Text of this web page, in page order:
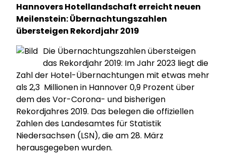
Hannovers Hotellandschaft erreicht neuen
Meilenstein: Übernachtungszahlen
übersteigen Rekordjahr 2019
Die Übernachtungszahlen übersteigen
das Rekordjahr 2019: Im Jahr 2023 liegt die
Zahl der Hotel-Übernachtungen mit etwas mehr
als 2,3 Millionen in Hannover 0,9 Prozent über
dem des Vor-Corona- und bisherigen
Rekordjahres 2019. Das belegen die offiziellen
Zahlen des Landesamtes für Statistik
Niedersachsen (LSN), die am 28. März
herausgegeben wurden.